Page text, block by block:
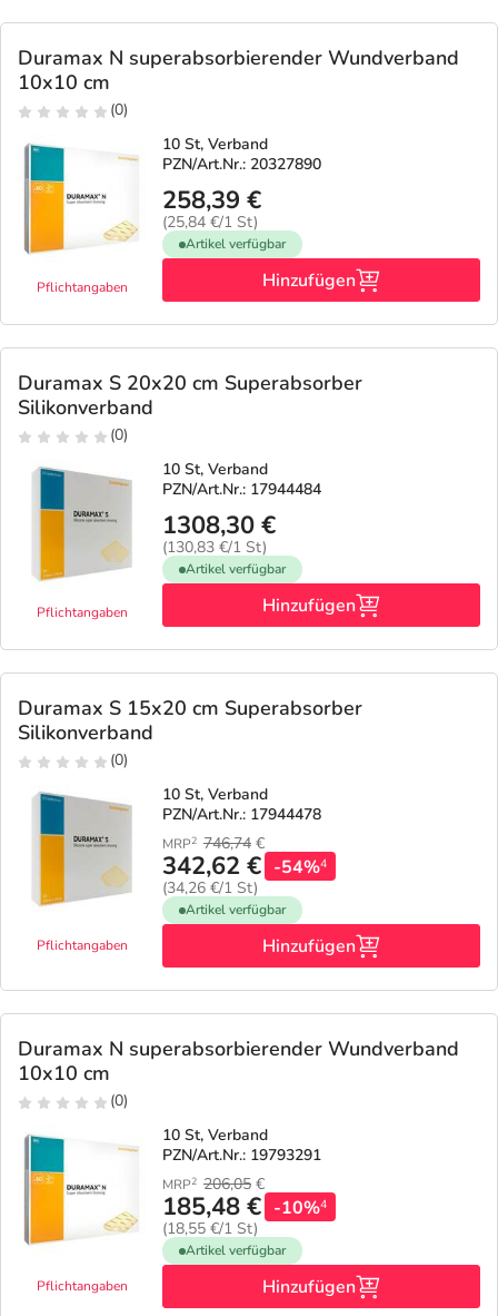
Duramax N superabsorbierender Wundverband
10x10 cm
(0)
Pflichtangaben
10 St, Verband
PZN/Art.Nr.: 20327890
258,39 €
(25,84 €/1 St)
Artikel verfügbar
Hinzufügen
Duramax S 20x20 cm Superabsorber
Silikonverband
(0)
Pflichtangaben
10 St, Verband
PZN/Art.Nr.: 17944484
1308,30 €
(130,83 €/1 St)
Artikel verfügbar
Hinzufügen
Duramax S 15x20 cm Superabsorber
Silikonverband
(0)
Pflichtangaben
10 St, Verband
PZN/Art.Nr.: 17944478
MRP2 746,74 €
342,62 €
(34,26 €/1 St)
-54%4
Artikel verfügbar
Hinzufügen
Duramax N superabsorbierender Wundverband
10x10 cm
(0)
Pflichtangaben
10 St, Verband
PZN/Art.Nr.: 19793291
MRP2 206,05 €
185,48 €
(18,55 €/1 St)
-10%4
Artikel verfügbar
Hinzufügen